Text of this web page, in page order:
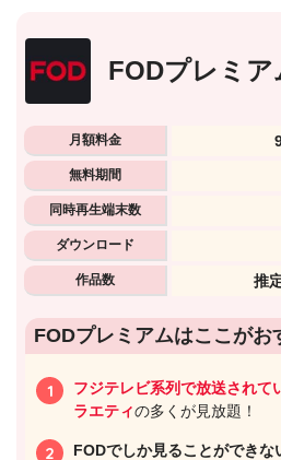
FODプレミア
月額料金
無料期間
同時再生端末数
ダウンロード
作品数 推
FODプレミアムはここがお
フジテレビ系列で放送されて
ラエティの多くが見放題！
FODでしか見ることができな